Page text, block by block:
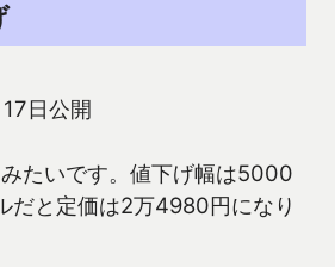
日公開
たいです。値下げ幅は5000
だと定価は2万4980円になり